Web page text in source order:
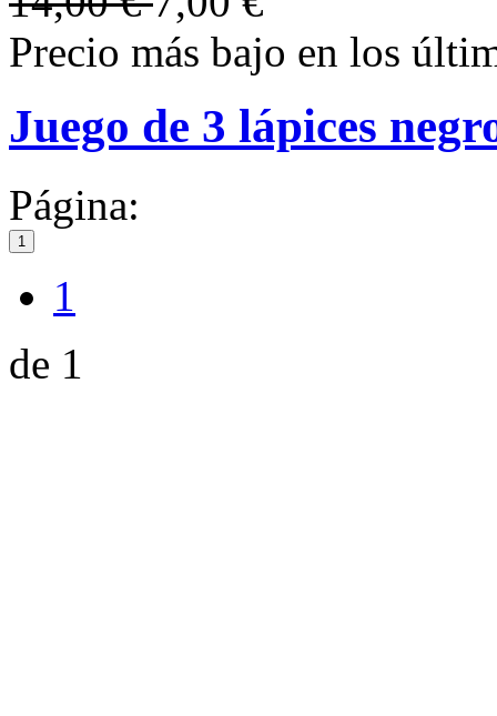
Precio más bajo en los
Juego de 3 lápices
Página:
1
1
de 1